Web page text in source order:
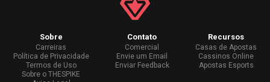
Sobre
Carreiras
Política de Privacidade
Termos de Uso
Sobre o THESPIKE
Contato
Comercial
Envie um Email
Enviar Feedback
Recursos
Casas de Apostas
Cassinos Online
Apostas Esports